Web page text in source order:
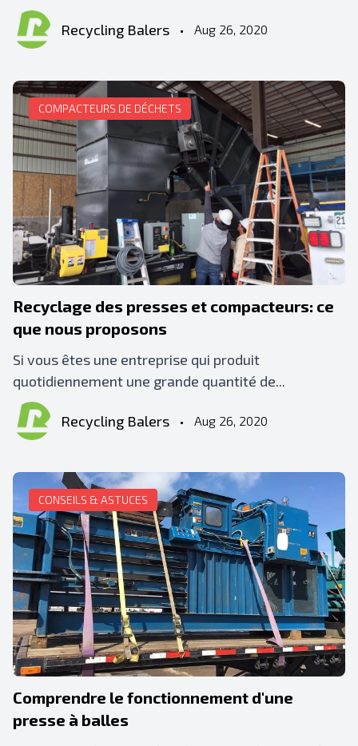
Recycling Balers • Aug 26, 2020
COMPACTEURS DE DÉCHETS
Recyclage des presses et compacteurs: ce
que nous proposons
Si vous êtes une entreprise qui produit
quotidiennement une grande quantité de...
Recycling Balers • Aug 26, 2020
CONSEILS & ASTUCES
Comprendre le fonctionnement d'une
presse à balles